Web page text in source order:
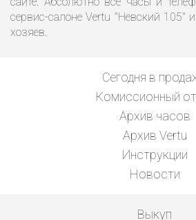
сервис-салоне Vertu "Невский 105"
хозяев.
Сегодня в
Комиссионный
Архив часов
Архив Vertu
Инструкции
Новости
Выкуп